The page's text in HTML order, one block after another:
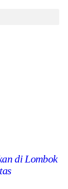
di Lombok